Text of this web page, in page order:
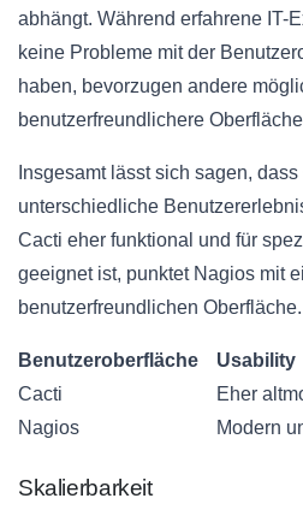
abhängt. Während erfahrene IT-
keine Probleme mit der
haben, bevorzugen andere
benutzerfreundlichere
Insgesamt lässt sich sagen,
unterschiedliche
Cacti eher funktional und für
geeignet ist, punktet Nagios mit
benutzerfreundlichen Oberfläche.
Benutzeroberfläche
Usability
Cacti
Eher
Nagios
Modern
Skalierbarkeit